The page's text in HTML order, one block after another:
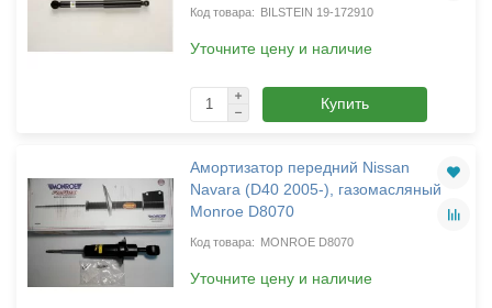
BILSTEIN 19-172910
Уточните цену и наличие
Купить
Амортизатор передний Nissan
Navara (D40 2005-), газомасляный
Monroe D8070
MONROE D8070
Уточните цену и наличие